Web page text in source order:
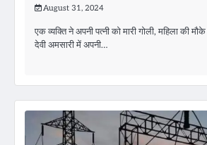
August 31, 2024
एक व्यक्ति ने अपनी पत्नी को मारी गोली, महिला की
देवी अमसारी में अपनी…